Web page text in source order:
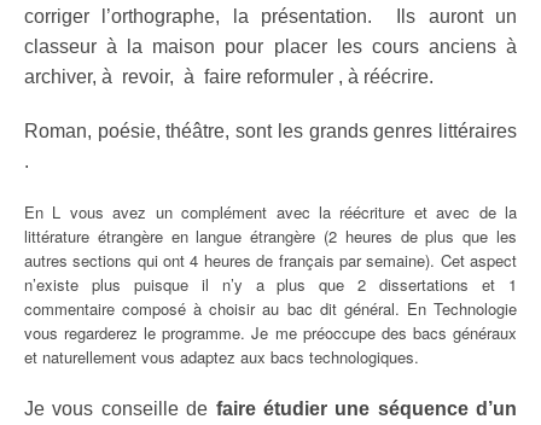
corriger l’orthographe, la présentation. Ils auront un
classeur à la maison pour placer les cours anciens à
archiver, à revoir, à faire reformuler , à réécrire.
Roman, poésie, théâtre, sont les grands genres littéraires
.
En L vous avez un complément avec la réécriture et avec de la
littérature étrangère en langue étrangère (2 heures de plus que les
autres sections qui ont 4 heures de français par semaine). Cet aspect
n’existe plus puisque il n’y a plus que 2 dissertations et 1
commentaire composé à choisir au bac dit général. En Technologie
vous regarderez le programme. Je me préoccupe des bacs généraux
et naturellement vous adaptez aux bacs technologiques.
Je vous conseille de faire étudier une séquence d’un